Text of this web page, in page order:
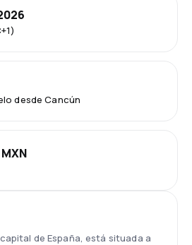
desde Cancún
de España, está situada a